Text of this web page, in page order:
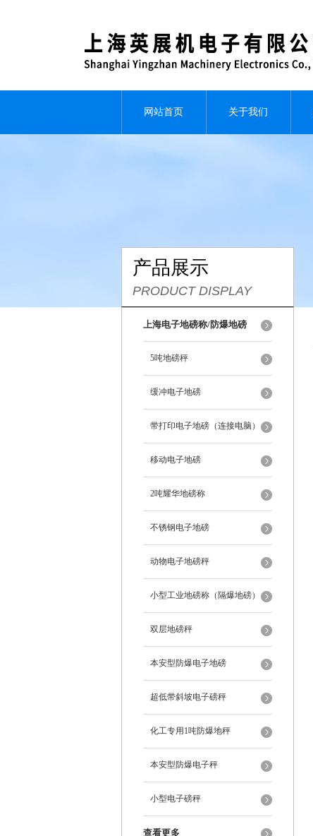
网站首页 关于我们
产品展示
PRODUCT DISPLAY
上海电子地磅称/防爆地磅
5吨地磅秤
缓冲电子地磅
带打印电子地磅（连接电脑）
移动电子地磅
2吨耀华地磅称
不锈钢电子地磅
动物电子地磅秤
小型工业地磅称（隔爆地磅）
双层地磅秤
本安型防爆电子地磅
超低带斜坡电子磅秤
化工专用1吨防爆地秤
本安型防爆电子秤
小型电子磅秤
查看更多